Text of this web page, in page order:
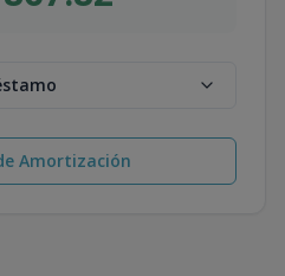
Amortización